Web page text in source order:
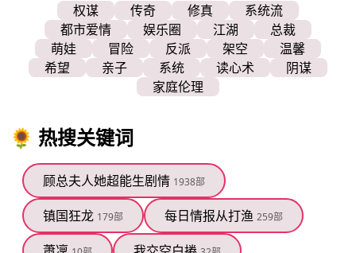
权谋 传奇 修真
系统流
都市爱情
娱乐圈 江湖
总裁
萌娃
冒险 反派 架空
温馨
希望
亲子 系统 读心术
阴谋
家庭伦理
🌻 热搜关键词
顾总夫人她超能生剧情 1938部
镇国狂龙 179部 每日情报从打渔 259部